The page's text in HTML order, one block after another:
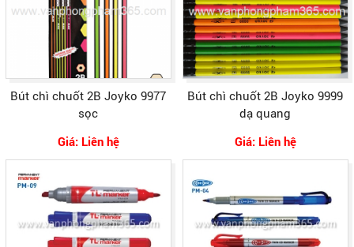
Bút chì chuốt 2B Joyko 9977
sọc
Giá: Liên hệ
Bút chì chuốt 2B Joyko 9999
dạ quang
Giá: Liên hệ